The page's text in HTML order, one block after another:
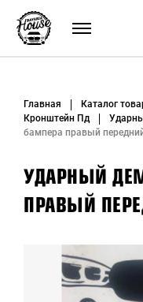
Главная Каталог
Кронштейн Пд
бампера правый
УДАРНЫЙ
ПРАВЫЙ